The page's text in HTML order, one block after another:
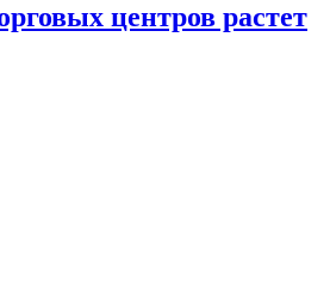
центров растет